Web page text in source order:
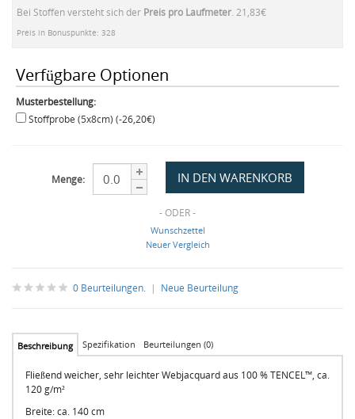
Bei Stoffen versteht sich der Preis pro Laufmeter. 21,83€
Preis in Bonuspunkte: 328
Verfügbare Optionen
Musterbestellung:
Stoffprobe (5x8cm) (-26,20€)
Menge:
- ODER -
Wunschzettel
Neuer Vergleich
0 Beurteilungen. | Neue Beurteilung
Beschreibung Spezifikation Beurteilungen (0)
Fließend weicher, sehr leichter Webjacquard aus 100 % TENCEL™, ca.
120 g/m²
Breite: ca. 140 cm